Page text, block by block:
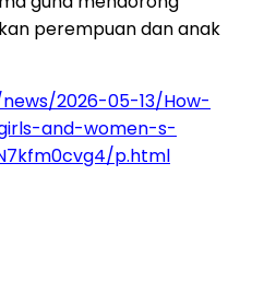
perempuan dan anak
2026-05-13/How-
and-women-s-
p.html